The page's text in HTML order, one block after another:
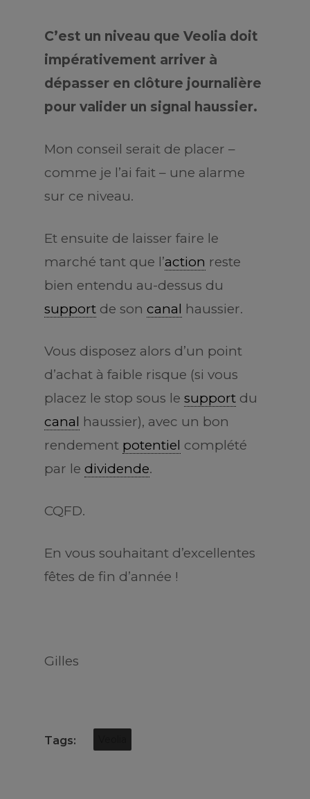
C’est un niveau que Veolia doit
impérativement arriver à
dépasser en clôture journalière
pour valider un signal haussier.
Mon conseil serait de placer –
comme je l’ai fait – une alarme
sur ce niveau.
Et ensuite de laisser faire le
marché tant que l’action reste
bien entendu au-dessus du
support de son canal haussier.
Vous disposez alors d’un point
d’achat à faible risque (si vous
placez le stop sous le support du
canal haussier), avec un bon
rendement potentiel complété
par le dividende.
CQFD.
En vous souhaitant d’excellentes
fêtes de fin d’année !
Gilles
Tags: